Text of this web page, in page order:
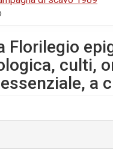
Florilegio
culti,
a